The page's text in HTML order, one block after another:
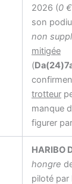
2026 (0
son
non
mitigée
(
trotteur
manque
figurer
HARIBO
hongre
piloté par